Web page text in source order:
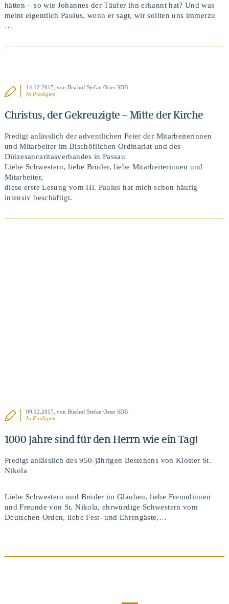
hätten – so wie Johannes der Täufer ihn erkannt hat? Und was
meint eigentlich Paulus, wenn er sagt, wir sollten uns immerzu
…
14.12.2017 , von Bischof Stefan Oster SDB
In Predigten
Christus, der Gekreuzigte – Mitte der Kirche
Predigt anlässlich der adventlichen Feier der Mitarbeiterinnen
und Mitarbeiter im Bischöflichen Ordinariat und des
Diözesancaritasverbandes in Passau
Liebe Schwestern, liebe Brüder, liebe Mitarbeiterinnen und
Mitarbeiter,
diese erste Lesung vom Hl. Paulus hat mich schon häufig
intensiv beschäftigt.
09.12.2017 , von Bischof Stefan Oster SDB
In Predigten
1000 Jahre sind für den Herrn wie ein Tag!
Predigt anlässlich des 950-jährigen Bestehens von Kloster St.
Nikola
Liebe Schwestern und Brüder im Glauben, liebe Freundinnen
und Freunde von St. Nikola, ehrwürdige Schwestern vom
Deutschen Orden, liebe Fest- und Ehrengäste,…